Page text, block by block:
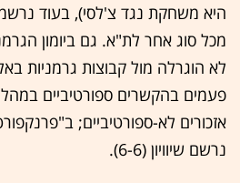
מכל סוג אחר לת"א. גם ביומון
לא הוגרלה מול קבוצות גרמניות
פעמים בהקשרים ספורטיביים
אזכורים לא-ספורטיביים;
נרשם שיוויון (6-6).